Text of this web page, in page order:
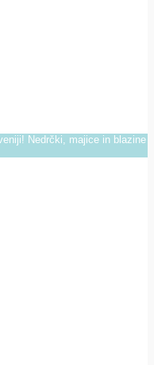
Nedrčki, majice in blazine